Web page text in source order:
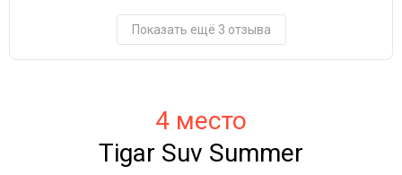
Показать ещё 3 отзыва
4 место
Tigar Suv Summer